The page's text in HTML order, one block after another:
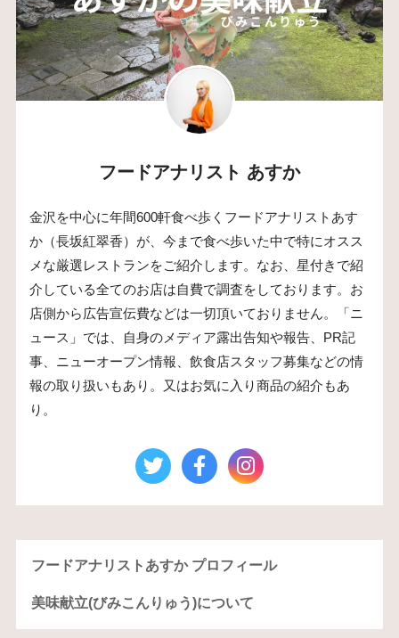
フードアナリスト あすか
金沢を中心に年間600軒食べ歩くフードアナリストあす
か（長坂紅翠香）が、今まで食べ歩いた中で特にオスス
メな厳選レストランをご紹介します。なお、星付きで紹
介している全てのお店は自費で調査をしております。お
店側から広告宣伝費などは一切頂いておりません。「ニ
ュース」では、自身のメディア露出告知や報告、PR記
事、ニューオープン情報、飲食店スタッフ募集などの情
報の取り扱いもあり。又はお気に入り商品の紹介もあ
り。
フードアナリストあすか プロフィール
美味献立(びみこんりゅう)について